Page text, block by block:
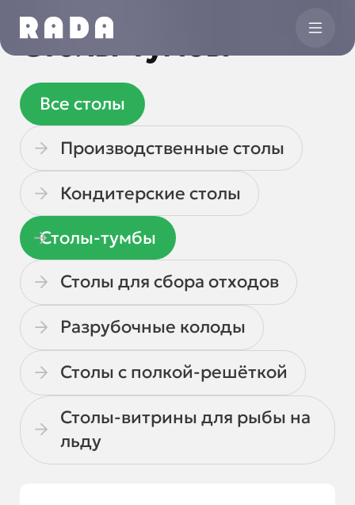
Столы-тумбы
Все столы
Производственные столы
Кондитерские столы
Столы-тумбы
Столы для сбора отходов
Разрубочные колоды
Столы с полкой-решёткой
Столы-витрины для рыбы на
льду